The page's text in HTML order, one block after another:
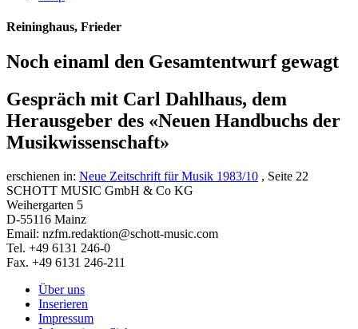
Reininghaus, Frieder
Noch einaml den Gesamtentwurf gewagt
Gespräch mit Carl Dahlhaus, dem
Herausgeber des «Neuen Handbuchs der
Musikwissenschaft»
erschienen in: Neue Zeitschrift für Musik 1983/10 , Seite 22
SCHOTT MUSIC GmbH & Co KG
Weihergarten 5
D-55116 Mainz
Email: nzfm.redaktion@schott-music.com
Tel. +49 6131 246-0
Fax. +49 6131 246-211
Über uns
Inserieren
Impressum